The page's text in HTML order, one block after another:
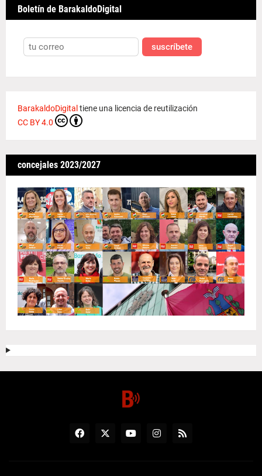
Boletín de BarakaldoDigital
suscríbete
BarakaldoDigital tiene una licencia de reutilización
CC BY 4.0
concejales 2023/2027